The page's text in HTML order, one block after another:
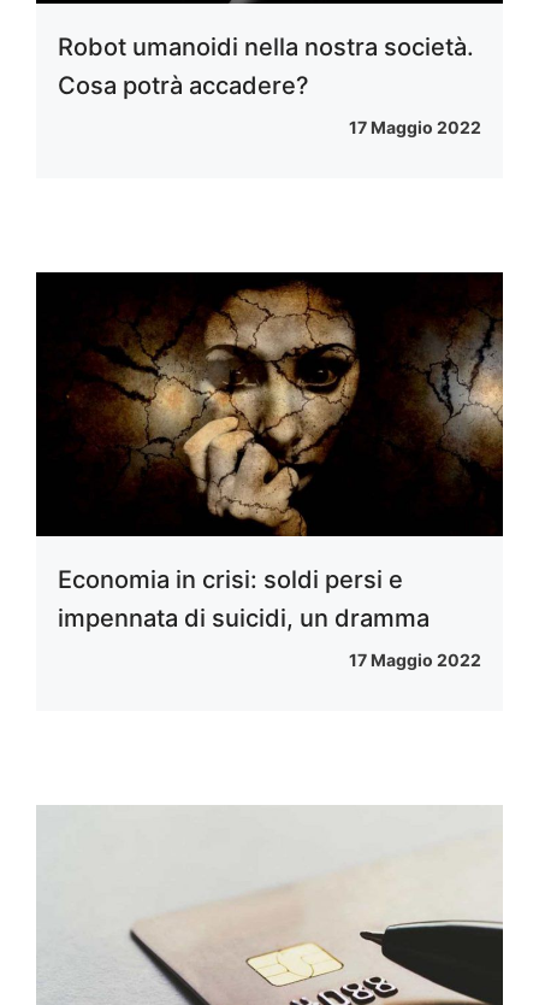
Robot umanoidi nella nostra società.
Cosa potrà accadere?
17 Maggio 2022
Economia in crisi: soldi persi e
impennata di suicidi, un dramma
17 Maggio 2022